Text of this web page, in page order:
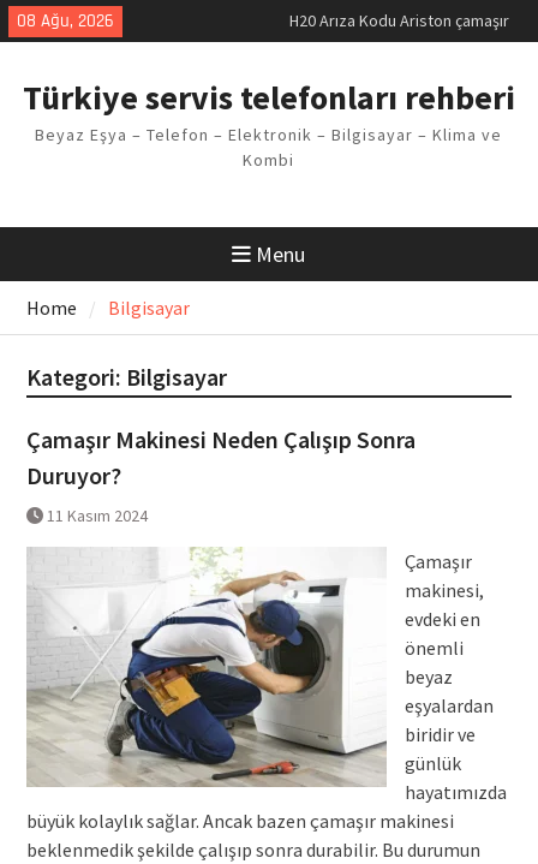
Skip
to
08 Ağu, 2026
LG kombi E2 Arızası Çözümü
Arçelik buzdolabı F5 Hatası
Vaillant çamaşır makinesi E03
Ferroli klima E3 Arızası Çözümü
H20 Arıza Kodu Ariston çamaşır
Türkiye servis telefonları rehberi
Beyaz Eşya – Telefon – Elektronik – Bilgisayar – Klima ve
Kombi
Menu
Home Bilgisayar
Kategori: Bilgisayar
Çamaşır Makinesi Neden Çalışıp Sonra
Duruyor?
11 Kasım 2024
Çamaşır
makinesi,
evdeki en
önemli
beyaz
eşyalardan
biridir ve
günlük
hayatımızda
büyük kolaylık sağlar. Ancak bazen çamaşır makinesi
beklenmedik şekilde çalışıp sonra durabilir. Bu durumun